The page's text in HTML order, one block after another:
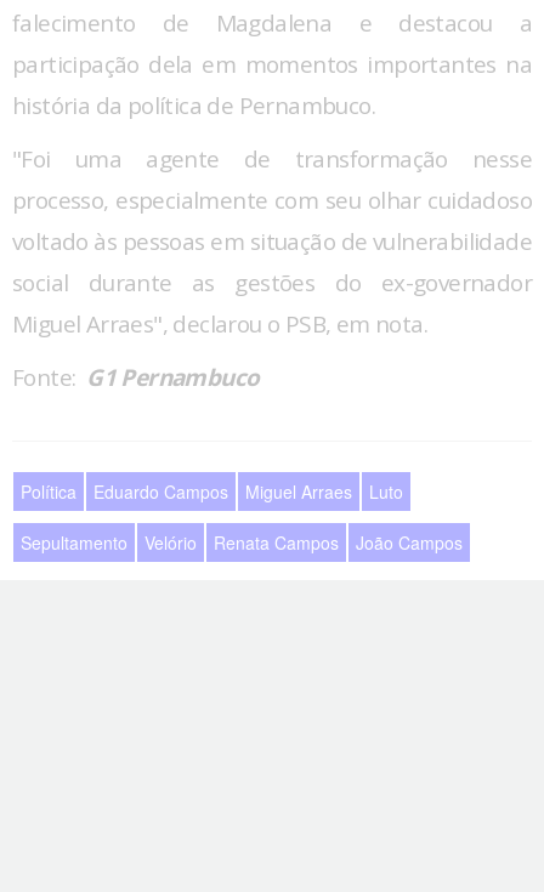
falecimento de Magdalena e destacou a
participação dela em momentos importantes na
história da política de Pernambuco.
"Foi uma agente de transformação nesse
processo, especialmente com seu olhar cuidadoso
voltado às pessoas em situação de vulnerabilidade
social durante as gestões do ex-governador
Miguel Arraes", declarou o PSB, em nota.
Fonte: G1 Pernambuco
Política Eduardo Campos Miguel Arraes Luto
Sepultamento Velório Renata Campos João Campos